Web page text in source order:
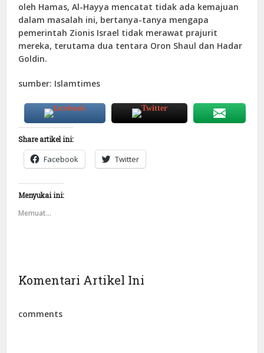
oleh Hamas, Al-Hayya mencatat tidak ada kemajuan
dalam masalah ini, bertanya-tanya mengapa
pemerintah Zionis Israel tidak merawat prajurit
mereka, terutama dua tentara Oron Shaul dan Hadar
Goldin.
sumber: Islamtimes
Share artikel ini:
Facebook Twitter
Menyukai ini:
Memuat...
Komentari Artikel Ini
comments